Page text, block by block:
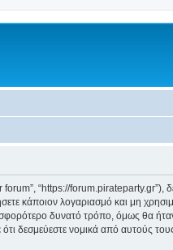
“https://
κάποιον λογαριασμό και μη
δυνατό τρόπο, όμως θα
ότι δεσμεύεστε νομικά από